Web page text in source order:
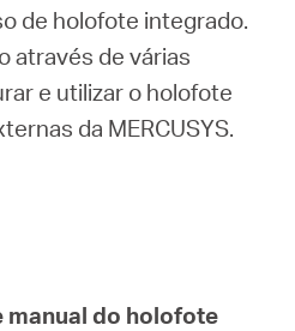
de holofote integrado.
através de várias
e utilizar o holofote
da MERCUSYS.
manual do holofote